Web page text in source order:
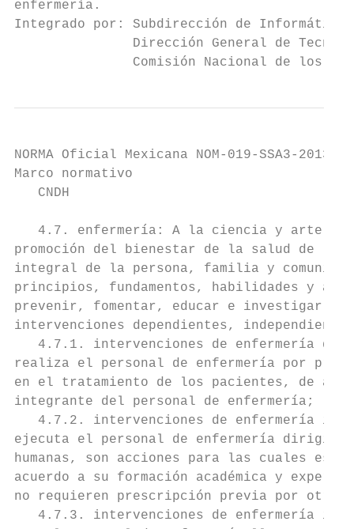
enfermería.
Integrado por: Subdirección de
Dirección General de
Comisión Nacional de los
NORMA Oficial Mexicana NOM-019-SSA3-2013,
Marco normativo
CNDH
4.7. enfermería: A la ciencia y arte
promoción del bienestar de la salud de
integral de la persona, familia y
principios, fundamentos, habilidades y
prevenir, fomentar, educar e investigar
intervenciones dependientes,
4.7.1. intervenciones de enfermería
realiza el personal de enfermería por
en el tratamiento de los pacientes, de
integrante del personal de enfermería;
4.7.2. intervenciones de enfermería
ejecuta el personal de enfermería
humanas, son acciones para las cuales
acuerdo a su formación académica y
no requieren prescripción previa por
4.7.3. intervenciones de enfermería